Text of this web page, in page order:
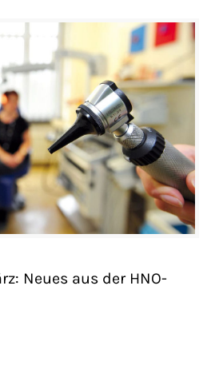
Neues aus der HNO-